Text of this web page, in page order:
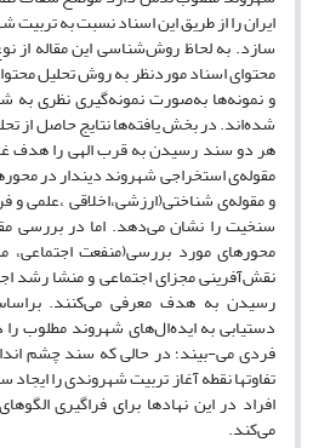
ایران را از طریق این اسناد نسبت به
سازد. به لحاظ روش‌شناسی این مقاله از
محتوای اسناد موردنظر به روش تحلیل
و نمونه‌‌ها به‌صورت نمونه‌گیری نظری به
شده‌اند. در بخش یافته‌ها نتایج حاصل از
هر دو سند رسیدن به قرب الهی را هدف
مقوله‌‌ی استخراجی شهروند دیندار در
و مقوله‌ی شناختی(ارزشی،اخلاقی ،علمی
سنخیت را نشان می‌دهد. اما در بررسی
محورهای مورد بررسی(منفعت اجتماعی،
نقش‌آفرینی مجزای اجتماعی و منشا رشد
رسیدن به هدف معرفی می‌کنند.
دستیابی به ایده‌ال‌های شهروند مطلوب را
فردی می-بیند؛ در حالی که سند چشم
تفاوتها نقطه آغاز تربیت شهروندی را
افراد در این نهادها برای فراگیری
می‌کند.